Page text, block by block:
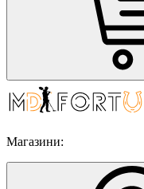
Магазини: